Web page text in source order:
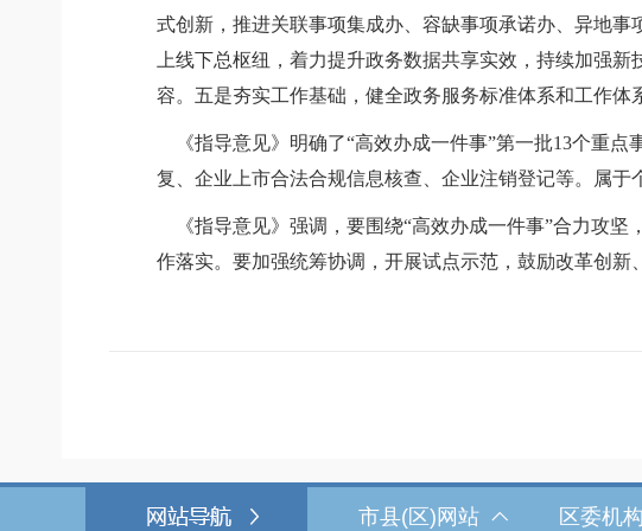
式创新，推进关联事项集成办、容缺事项承诺办、异地
上线下总枢纽，着力提升政务数据共享实效，持续加强
容。五是夯实工作基础，健全政务服务标准体系和工作体
《指导意见》明确了“高效办成一件事”第一批13个重点
复、企业上市合法合规信息核查、企业注销登记等。属于
《指导意见》强调，要围绕“高效办成一件事”合力攻坚
作落实。要加强统筹协调，开展试点示范，鼓励改革创新
市县(区)网站 区委机构